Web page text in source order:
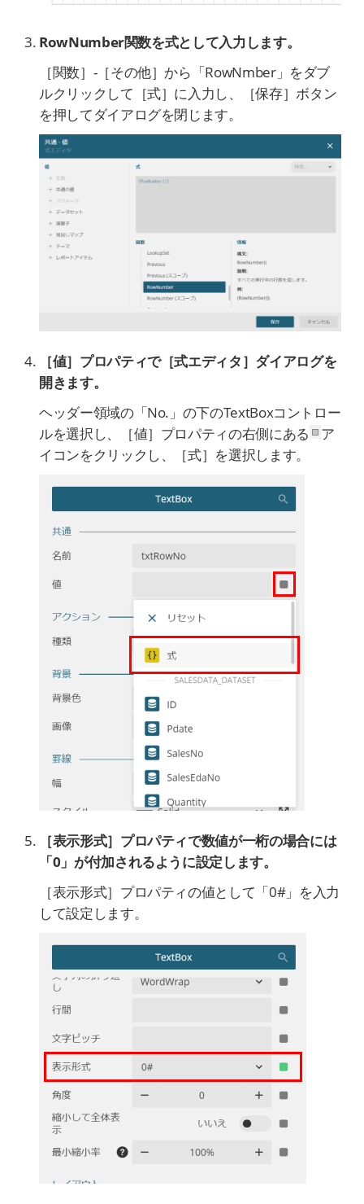
RowNumber関数を式として入力します。
［関数］-［その他］から「RowNmber」をダブ
ルクリックして［式］に入力し、［保存］ボタン
を押してダイアログを閉じます。
［値］プロパティで［式エディタ］ダイアログを
開きます。
ヘッダー領域の「No.」の下のTextBoxコントロー
ルを選択し、［値］プロパティの右側にある
ア
イコンをクリックし、［式］を選択します。
［表示形式］プロパティで数値が一桁の場合には
「0」が付加されるように設定します。
［表示形式］プロパティの値として「0#」を入力
して設定します。